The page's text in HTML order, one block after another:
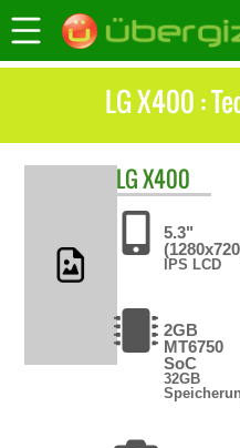
LG X400 :
LGX400
5.3"
IPS LCD
2GB
MT6750
SoC
32GB